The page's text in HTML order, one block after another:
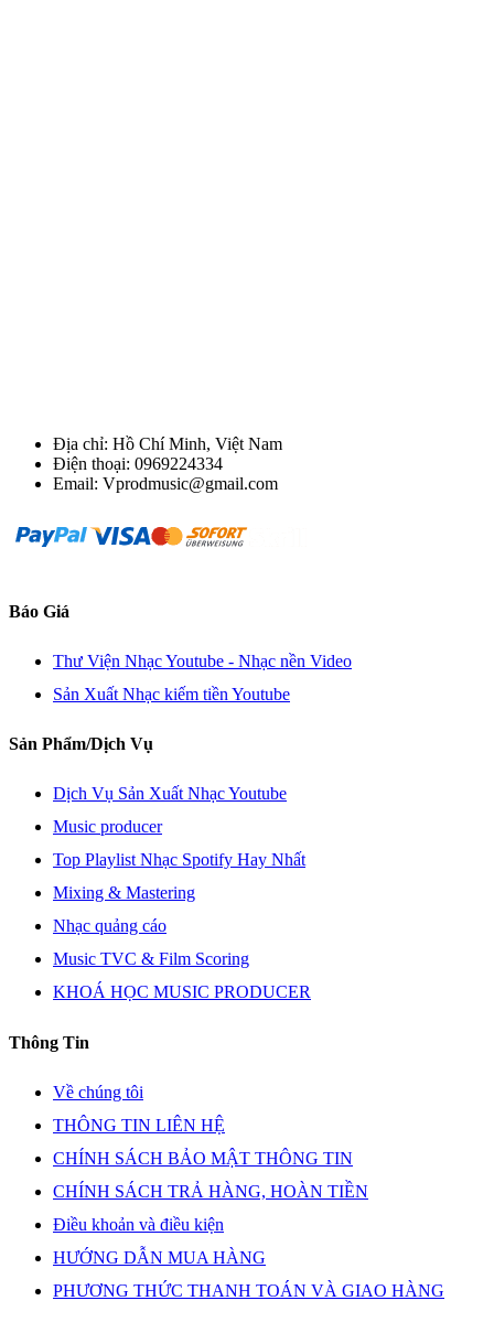
Địa chỉ: Hồ Chí Minh, Việt Nam
Điện thoại: 0969224334
Email: Vprodmusic@gmail.com
Báo Giá
Thư Viện Nhạc Youtube - Nhạc nền Video
Sản Xuất Nhạc kiếm tiền Youtube
Sản Phẩm/Dịch Vụ
Dịch Vụ Sản Xuất Nhạc Youtube
Music producer
Top Playlist Nhạc Spotify Hay Nhất
Mixing & Mastering
Nhạc quảng cáo
Music TVC & Film Scoring
KHOÁ HỌC MUSIC PRODUCER
Thông Tin
Về chúng tôi
THÔNG TIN LIÊN HỆ
CHÍNH SÁCH BẢO MẬT THÔNG TIN
CHÍNH SÁCH TRẢ HÀNG, HOÀN TIỀN
Điều khoản và điều kiện
HƯỚNG DẪN MUA HÀNG
PHƯƠNG THỨC THANH TOÁN VÀ GIAO HÀNG